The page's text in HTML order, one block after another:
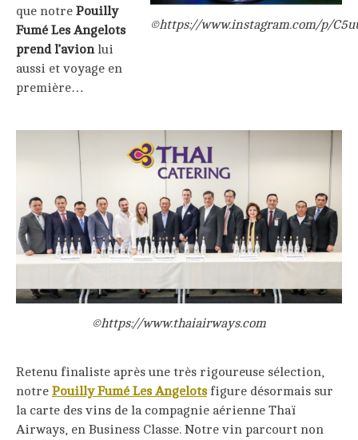
©https://www.instagram.com/p/
que notre Pouilly
Fumé Les Angelots
prend l’avionlui
aussi et voyage en
première…
©https://www.thaiairways.com
Retenu finaliste après une très rigoureuse sélection,
notre Pouilly Fumé Les Angelotsfigure désormais sur
la carte des vins de la compagnie aérienne Thaï
Airways, en Business Classe. Notre vin parcourt non